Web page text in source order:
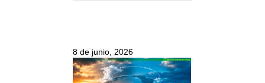
8 de junio, 2026